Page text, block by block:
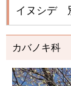
イヌシデ
カバノキ科